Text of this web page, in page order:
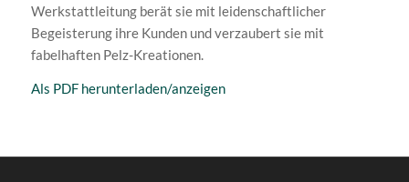
Werkstattleitung berät sie mit leidenschaftlicher
Begeisterung ihre Kunden und verzaubert sie mit
fabelhaften Pelz-Kreationen.
Als PDF herunterladen/anzeigen